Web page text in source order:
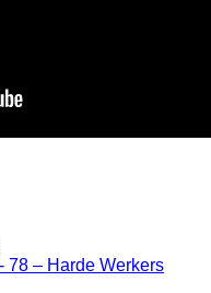
78 – Harde Werkers